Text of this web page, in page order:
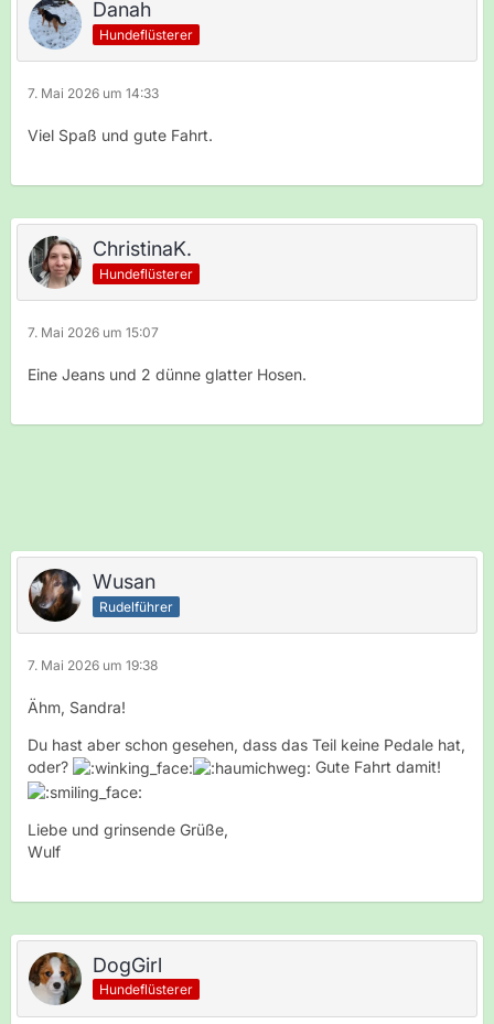
Danah
Hundeflüsterer
7. Mai 2026 um 14:33
Viel Spaß und gute Fahrt.
ChristinaK.
Hundeflüsterer
7. Mai 2026 um 15:07
Eine Jeans und 2 dünne glatter Hosen.
Wusan
Rudelführer
7. Mai 2026 um 19:38
Ähm, Sandra!
Du hast aber schon gesehen, dass das Teil keine Pedale hat,
oder?
Gute Fahrt damit!
Liebe und grinsende Grüße,
Wulf
DogGirl
Hundeflüsterer